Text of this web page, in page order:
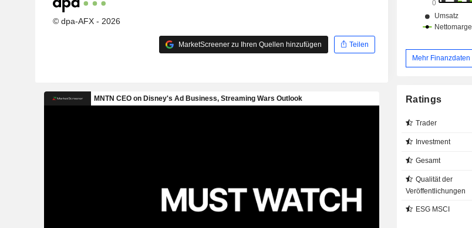
© dpa-AFX - 2026
MarketScreener zu Ihren Quellen hinzufügen Teilen
Mehr Finanzdaten
Ratings
Trader
Investment
Gesamt
Qualität der
Veröffentlichungen
ESG MSCI